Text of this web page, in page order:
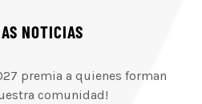
NOTICIAS
premia a quienes forman
comunidad!